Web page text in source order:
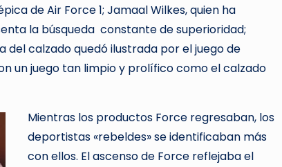
de Air Force 1; Jamaal Wilkes, quien ha
la búsqueda constante de superioridad;
del calzado quedó ilustrada por el juego de
un juego tan limpio y prolífico como el calzado
Mientras los productos Force regresaban, los
deportistas «rebeldes» se identificaban más
con ellos. El ascenso de Force reflejaba el